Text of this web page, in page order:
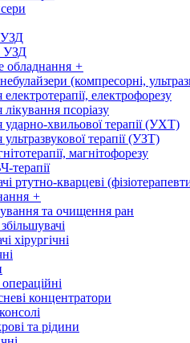
УЗД
УЗД
обладнання +
(компресорні,
електрофорезу
псоріазу
ударно-хвильової терапії (УХТ)
терапії (УЗТ)
магнітофорезу
терапії
ртутно-кварцеві
+
та очищення ран
хірургічні
концентратори
та рідини